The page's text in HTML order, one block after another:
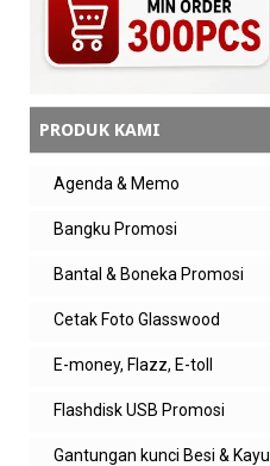
PRODUK KAMI
Agenda & Memo
Bangku Promosi
Bantal & Boneka Promosi
Cetak Foto Glasswood
E-money, Flazz, E-toll
Flashdisk USB Promosi
Gantungan kunci Besi & Kayu